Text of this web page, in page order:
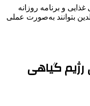
و برنامه روزانه
بتوانند به‌صورت عملی
گیاهی